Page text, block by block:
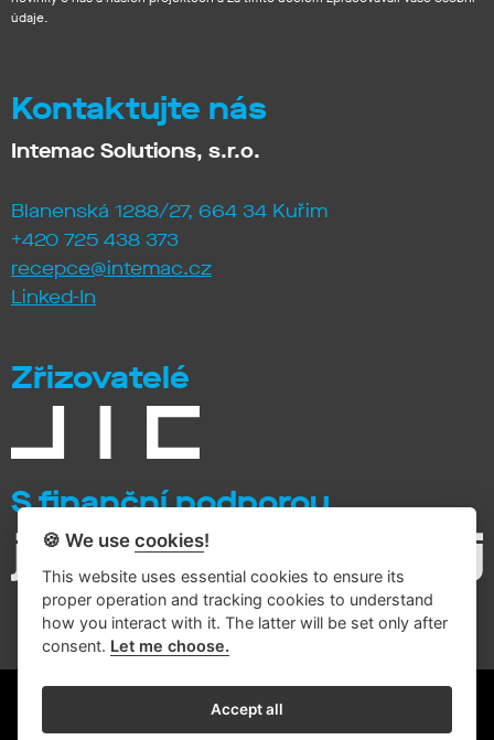
údaje.
Kontaktujte nás
Intemac Solutions, s.r.o.
Blanenská 1288/27, 664 34 Kuřim
+420 725 438 373
recepce@intemac.cz
Linked-In
Zřizovatelé
S finanční podporou
© 2026 Intemac Solutions
🍪 We usecookies!
This website uses essential cookies to ensure its
proper operation and tracking cookies to understand
how you interact with it. The latter will be set only after
consent. Let me choose.
Accept all